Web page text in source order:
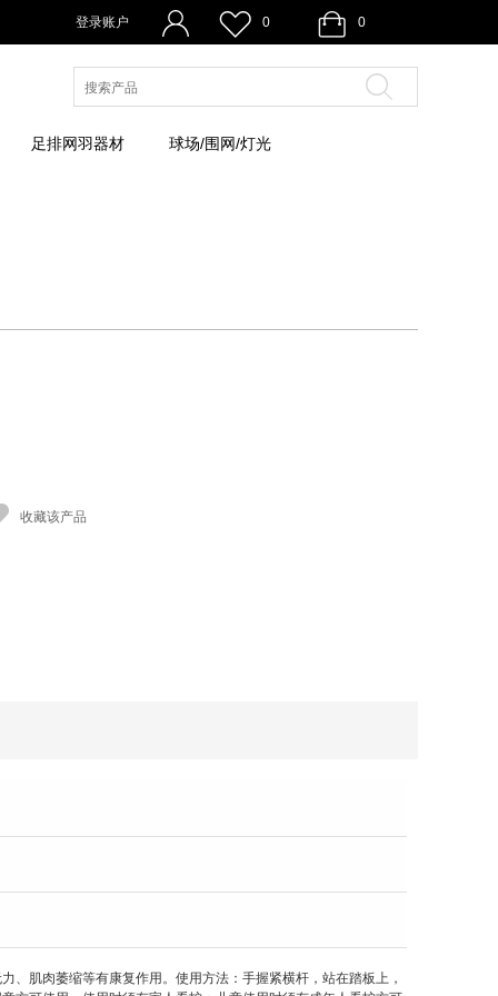
登录账户 0 0
足排网羽器材 球场/围网/灯光
收藏该产品
、肌肉萎缩等有康复作用。使用方法：手握紧横杆，站在踏板上，